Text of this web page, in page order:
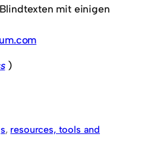
mit einigen
)
, resources, tools and